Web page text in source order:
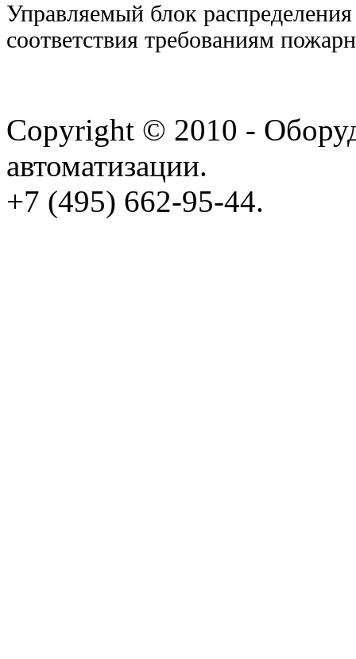
Управляемый блок
соответствия требованиям
Copyright © 2010 -
автоматизации.
+7 (495) 662-95-44.